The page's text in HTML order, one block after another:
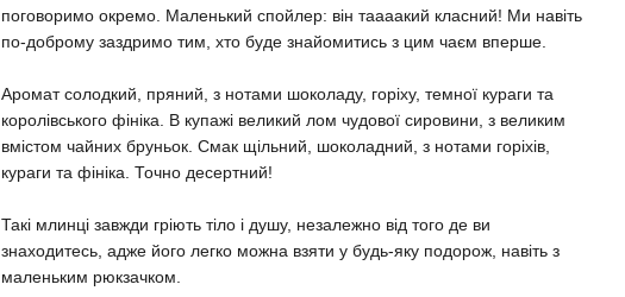
поговоримо окремо. Маленький спойлер: він таааакий класний! Ми навіть
по-доброму заздримо тим, хто буде знайомитись з цим чаєм вперше.
Аромат солодкий, пряний, з нотами шоколаду, горіху, темної кураги та
королівського фініка. В купажі великий лом чудової сировини, з великим
вмістом чайних бруньок. Смак щільний, шоколадний, з нотами горіхів,
кураги та фініка. Точно десертний!
Такі млинці завжди гріють тіло і душу, незалежно від того де ви
знаходитесь, адже його легко можна взяти у будь-яку подорож, навіть з
маленьким рюкзачком.